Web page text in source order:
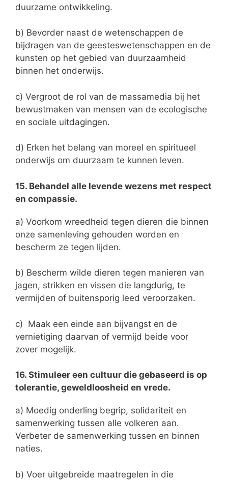
duurzame ontwikkeling.
b) Bevorder naast de wetenschappen de
bijdragen van de geesteswetenschappen en de
kunsten op het gebied van duurzaamheid
binnen het onderwijs.
c) Vergroot de rol van de massamedia bij het
bewustmaken van mensen van de ecologische
en sociale uitdagingen.
d) Erken het belang van moreel en spiritueel
onderwijs om duurzaam te kunnen leven.
15. Behandel alle levende wezens met respect
en compassie.
a) Voorkom wreedheid tegen dieren die binnen
onze samenleving gehouden worden en
bescherm ze tegen lijden.
b) Bescherm wilde dieren tegen manieren van
jagen, strikken en vissen die langdurig, te
vermijden of buitensporig leed veroorzaken.
c) Maak een einde aan bijvangst en de
vernietiging daarvan of vermijd beide voor
zover mogelijk.
16. Stimuleer een cultuur die gebaseerd is op
tolerantie, geweldloosheid en vrede.
a) Moedig onderling begrip, solidariteit en
samenwerking tussen alle volkeren aan.
Verbeter de samenwerking tussen en binnen
naties.
b) Voer uitgebreide maatregelen in die